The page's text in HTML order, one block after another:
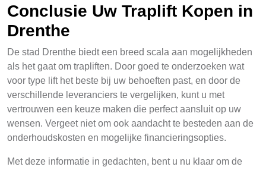
Conclusie Uw Traplift Kopen in
Drenthe
De stad Drenthe biedt een breed scala aan mogelijkheden
als het gaat om trapliften. Door goed te onderzoeken wat
voor type lift het beste bij uw behoeften past, en door de
verschillende leveranciers te vergelijken, kunt u met
vertrouwen een keuze maken die perfect aansluit op uw
wensen. Vergeet niet om ook aandacht te besteden aan de
onderhoudskosten en mogelijke financieringsopties.
Met deze informatie in gedachten, bent u nu klaar om de